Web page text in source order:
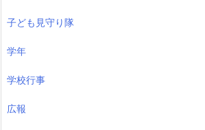
子ども見守り隊
学年
学校行事
広報